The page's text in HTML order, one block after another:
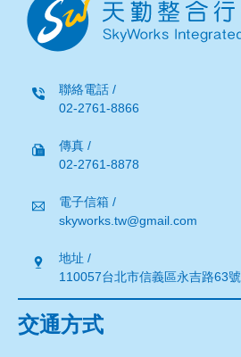
聯絡電話 /
02-2761-8866
傳真 /
02-2761-8878
電子信箱 /
skyworks.tw@gmail.com
地址 /
110057台北市信義區永吉路63號
交通方式